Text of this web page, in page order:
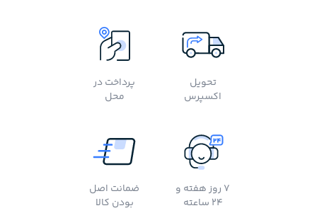
تحویل
اکسپرس
پرداخت در
محل
7 روز هفته و
24 ساعته
ضمانت اصل
بودن کالا